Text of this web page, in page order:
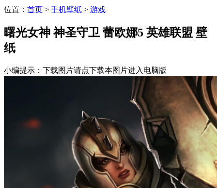
位置： 首页 > 手机壁纸 > 游戏
曙光女神 神圣守卫 蕾欧娜5 英雄联盟 壁
纸
小编提示：下载图片请点下载本图片进入电脑版